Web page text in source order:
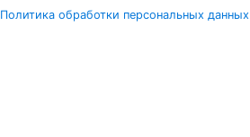
Политика обработки персональных данных